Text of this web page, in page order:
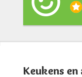
Keukens